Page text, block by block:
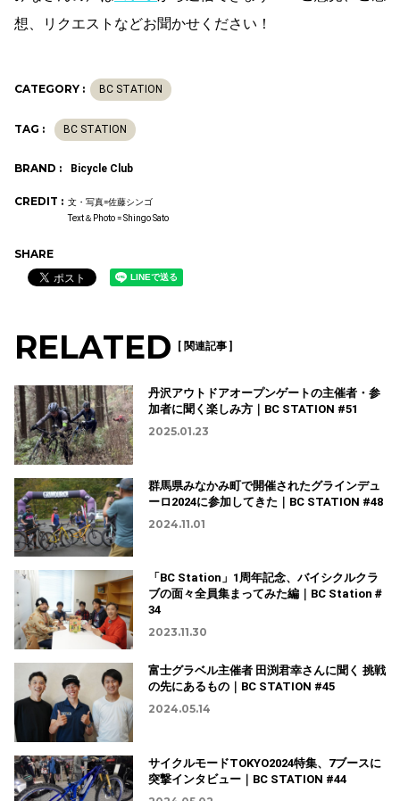
想、リクエストなどお聞かせください！
CATEGORY : BC STATION
TAG : BC STATION
BRAND : Bicycle Club
CREDIT : 文・写真=佐藤シンゴ
Text＆Photo = Shingo Sato
SHARE
RELATED [ 関連記事 ]
丹沢アウトドアオープンゲートの主催者・参
加者に聞く楽しみ方｜BC STATION #51
2025.01.23
群馬県みなかみ町で開催されたグラインデュ
ーロ2024に参加してきた｜BC STATION #48
2024.11.01
「BC Station」1周年記念、バイシクルクラ
ブの面々全員集まってみた編｜BC Station＃
34
2023.11.30
富士グラベル主催者 田渕君幸さんに聞く 挑戦
の先にあるもの｜BC STATION #45
2024.05.14
サイクルモードTOKYO2024特集、7ブースに
突撃インタビュー｜BC STATION #44